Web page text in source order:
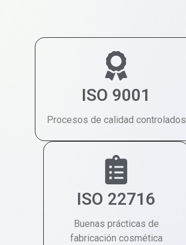
ISO 9001
Procesos de calidad controlados
ISO 22716
Buenas prácticas de
fabricación cosmética